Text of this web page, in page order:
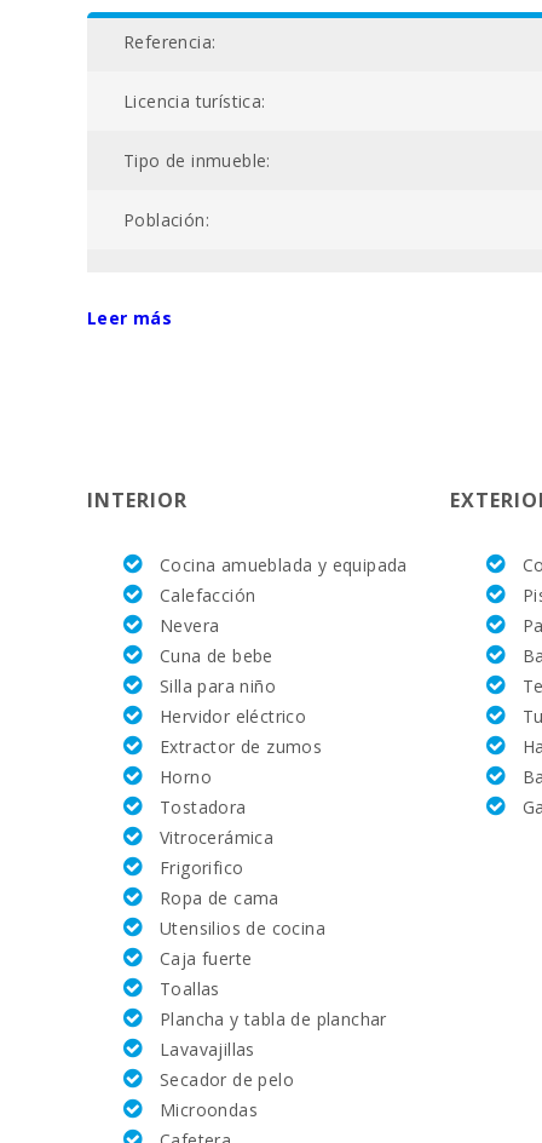
Referencia:
Licencia turística:
Tipo de inmueble:
Población:
Campo de golf La Reserva Rotana (km):
Alcanada Golf (km ):
Vall d´Or Golf (km):
Equitación Son Menut (km):
Academia de tenis Rafa Nadal (km):
Hospital de Manacor (km):
Hospital Son Espases Palma de Mallorca (km):
Mercado semanal en Porto Colom ( los martes )
Mercado semanal en Felanitx ( los domingos
Mercado semanal Montuiri (km):
Leer más
INTERIOR
Cocina amueblada y equipada
Calefacción
Nevera
Cuna de bebe
Silla para niño
Hervidor eléctrico
Extractor de zumos
Horno
Tostadora
Vitrocerámica
Frigorifico
Ropa de cama
Utensilios de cocina
Caja fuerte
Toallas
Plancha y tabla de planchar
Lavavajillas
Secador de pelo
Microondas